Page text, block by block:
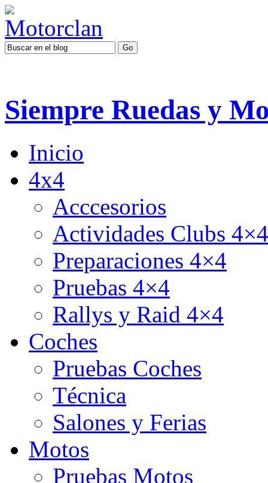
Siempre Ruedas y
Inicio
4x4
Acccesorios
Actividades Clubs 4×4
Preparaciones 4×4
Pruebas 4×4
Rallys y Raid 4×4
Coches
Pruebas Coches
Técnica
Salones y Ferias
Motos
Pruebas Motos